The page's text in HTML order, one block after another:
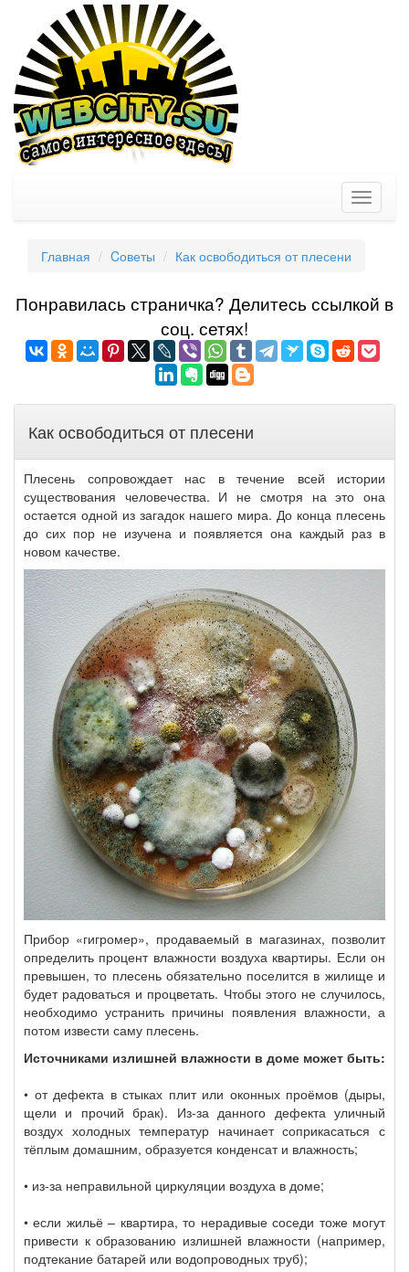
Toggle
Главная Cоветы Как освободиться от плесени
Понравилась страничка? Делитеcь ссылкой в
соц. сетях!
Как освободиться от плесени
Плесень сопровождает нас в течение всей истории
существования человечества. И не смотря на это она
остается одной из загадок нашего мира. До конца плесень
до сих пор не изучена и появляется она каждый раз в
новом качестве.
Прибор «гигромер», продаваемый в магазинах, позволит
определить процент влажности воздуха квартиры. Если он
превышен, то плесень обязательно поселится в жилище и
будет радоваться и процветать. Чтобы этого не случилось,
необходимо устранить причины появления влажности, а
потом извести саму плесень.
Источниками излишней влажности в доме может быть:
• от дефекта в стыках плит или оконных проёмов (дыры,
щели и прочий брак). Из-за данного дефекта уличный
воздух холодных температур начинает соприкасаться с
тёплым домашним, образуется конденсат и влажность;
• из-за неправильной циркуляции воздуха в доме;
• если жильё – квартира, то нерадивые соседи тоже могут
привести к образованию излишней влажности (например,
подтекание батарей или водопроводных труб);